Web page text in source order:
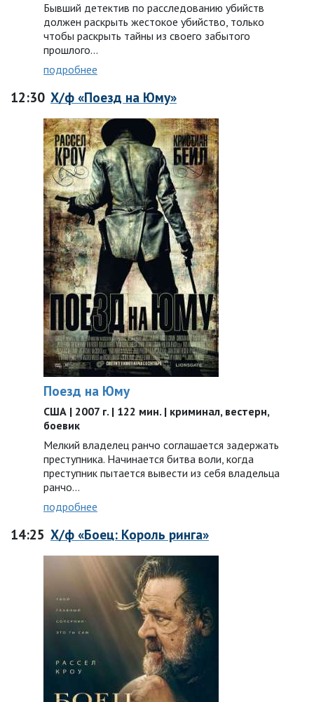
Бывший детектив по расследованию убийств
должен раскрыть жестокое убийство, только
чтобы раскрыть тайны из своего забытого
прошлого…
подробнее
12:30 Х/ф «Поезд на Юму»
Поезд на Юму
США | 2007 г. | 122 мин. | криминал, вестерн,
боевик
Мелкий владелец ранчо соглашается задержать
преступника. Начинается битва воли, когда
преступник пытается вывести из себя владельца
ранчо…
подробнее
14:25 Х/ф «Боец: Король ринга»